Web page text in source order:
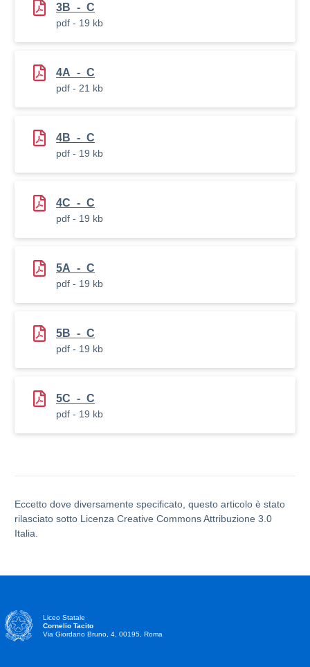
3B_-_C
pdf - 19 kb
4A_-_C
pdf - 21 kb
4B_-_C
pdf - 19 kb
4C_-_C
pdf - 19 kb
5A_-_C
pdf - 19 kb
5B_-_C
pdf - 19 kb
5C_-_C
pdf - 19 kb
Eccetto dove diversamente specificato, questo articolo è stato
rilasciato sotto Licenza Creative Commons Attribuzione 3.0
Italia.
Liceo Statale
Cornelio Tacito
Via Giordano Bruno, 4, 00195, Roma